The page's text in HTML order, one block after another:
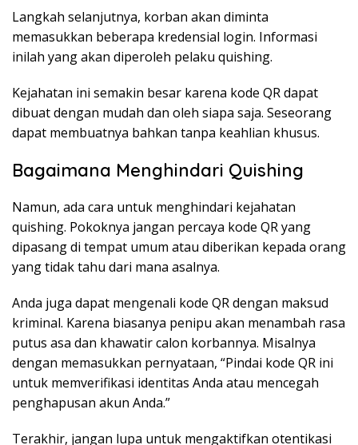
Langkah selanjutnya, korban akan diminta
memasukkan beberapa kredensial login. Informasi
inilah yang akan diperoleh pelaku quishing.
Kejahatan ini semakin besar karena kode QR dapat
dibuat dengan mudah dan oleh siapa saja. Seseorang
dapat membuatnya bahkan tanpa keahlian khusus.
Bagaimana Menghindari Quishing
Namun, ada cara untuk menghindari kejahatan
quishing. Pokoknya jangan percaya kode QR yang
dipasang di tempat umum atau diberikan kepada orang
yang tidak tahu dari mana asalnya.
Anda juga dapat mengenali kode QR dengan maksud
kriminal. Karena biasanya penipu akan menambah rasa
putus asa dan khawatir calon korbannya. Misalnya
dengan memasukkan pernyataan, “Pindai kode QR ini
untuk memverifikasi identitas Anda atau mencegah
penghapusan akun Anda.”
Terakhir, jangan lupa untuk mengaktifkan otentikasi